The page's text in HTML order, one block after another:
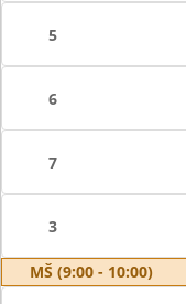
5
6
7
3
MŠ (9:00 - 10:00)